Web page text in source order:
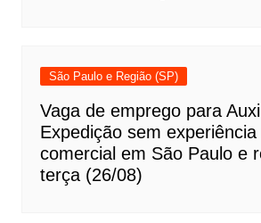
São Paulo e Região (SP)
Vaga de emprego para
Expedição sem
comercial em São Paulo e
terça (26/08)